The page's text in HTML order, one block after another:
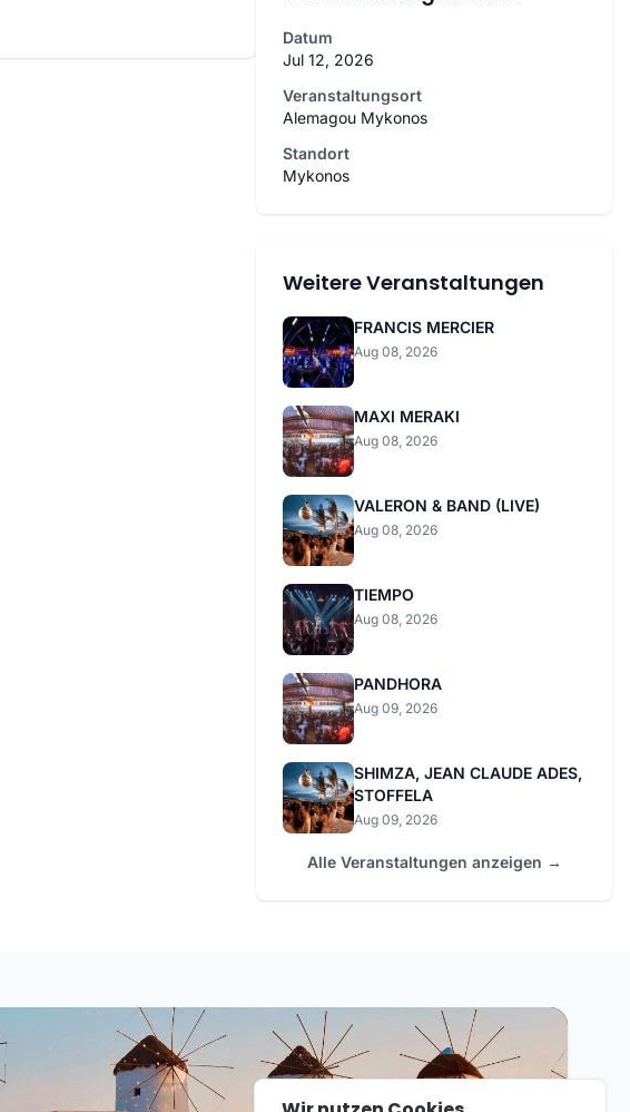
Datum
Jul 12, 2026
Veranstaltungsort
Alemagou Mykonos
Standort
Mykonos
Weitere Veranstaltungen
FRANCIS MERCIER
Aug 08, 2026
MAXI MERAKI
Aug 08, 2026
VALERON & BAND (LIVE)
Aug 08, 2026
TIEMPO
Aug 08, 2026
PANDHORA
Aug 09, 2026
SHIMZA, JEAN CLAUDE ADES,
STOFFELA
Aug 09, 2026
Alle Veranstaltungen anzeigen →